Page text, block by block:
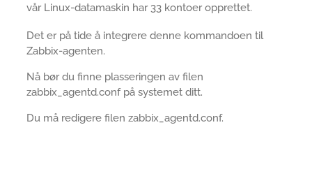
vår Linux-datamaskin har 33 kontoer opprettet.
Det er på tide å integrere denne kommandoen til
Zabbix-agenten.
Nå bør du finne plasseringen av filen
zabbix_agentd.conf på systemet ditt.
Du må redigere filen zabbix_agentd.conf.